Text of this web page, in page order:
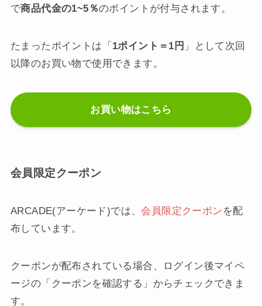
で商品代金の1~5％のポイントが付与されます。
たまったポイントは「 1ポイント＝1円 」として次回
以降のお買い物で使用できます。
お買い物はこちら
会員限定クーポン
ARCADE(アーケード)では、会員限定クーポン を配
布しています。
クーポンが配布されている場合、ログイン後マイペ
ージの「クーポンを確認する」からチェックできま
す。